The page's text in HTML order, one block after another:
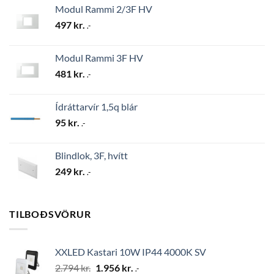
Modul Rammi 2/3F HV
497 kr. .-
Modul Rammi 3F HV
481 kr. .-
Ídráttarvír 1,5q blár
95 kr. .-
Blindlok, 3F, hvítt
249 kr. .-
TILBOÐSVÖRUR
XXLED Kastari 10W IP44 4000K SV
2.794kr. Original
1.956 kr. Current
.-